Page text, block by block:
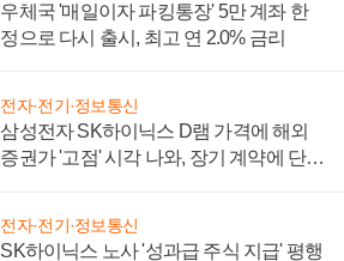
우체국 '매일이자 파킹통장' 5만 계좌 한
정으로 다시 출시, 최고 연 2.0% 금리
전자·전기·정보통신
삼성전자 SK하이닉스 D램 가격에 해외
증권가 '고점' 시각 나와, 장기 계약에 단점
전자·전기·정보통신
SK하이닉스 노사 '성과급 주식 지급' 평행